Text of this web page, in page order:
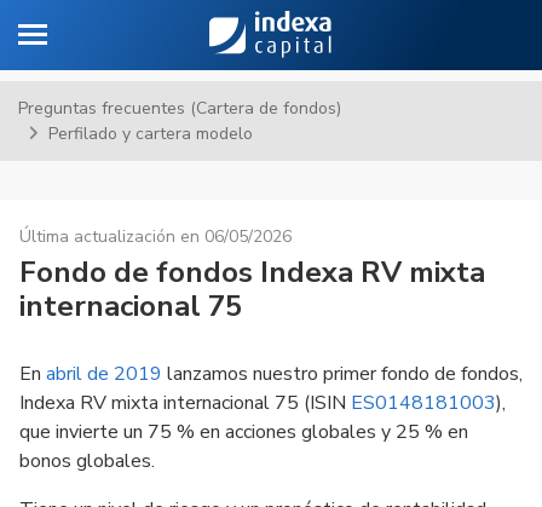
Toggle navigation
Preguntas frecuentes (Cartera de fondos)
Perfilado y cartera modelo
Última actualización en 06/05/2026
Fondo de fondos Indexa RV mixta
internacional 75
En abril de 2019 lanzamos nuestro primer fondo de fondos,
Indexa RV mixta internacional 75 (ISIN ES0148181003),
que invierte un 75 % en acciones globales y 25 % en
bonos globales.